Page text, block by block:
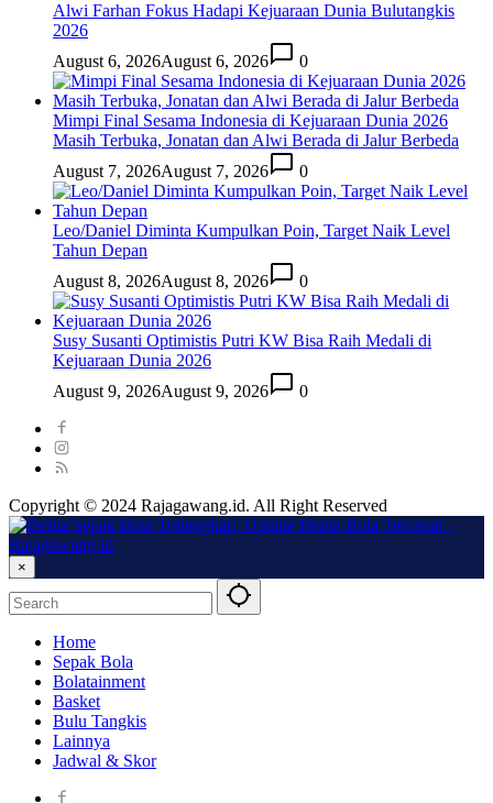
Alwi Farhan Fokus Hadapi Kejuaraan Dunia Bulutangkis
2026
August 6, 2026August 6, 2026 0
Mimpi Final Sesama Indonesia di Kejuaraan Dunia 2026
Masih Terbuka, Jonatan dan Alwi Berada di Jalur Berbeda
August 7, 2026August 7, 2026 0
Leo/Daniel Diminta Kumpulkan Poin, Target Naik Level
Tahun Depan
August 8, 2026August 8, 2026 0
Susy Susanti Optimistis Putri KW Bisa Raih Medali di
Kejuaraan Dunia 2026
August 9, 2026August 9, 2026 0
Copyright © 2024 Rajagawang.id. All Right Reserved
×
Home
Sepak Bola
Bolatainment
Basket
Bulu Tangkis
Lainnya
Jadwal & Skor